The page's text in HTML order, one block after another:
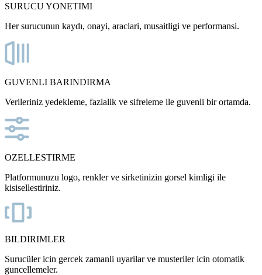
SURUCU YONETIMI
Her surucunun kaydı, onayi, araclari, musaitligi ve performansi.
GUVENLI BARINDIRMA
Verileriniz yedekleme, fazlalik ve sifreleme ile guvenli bir ortamda.
OZELLESTIRME
Platformunuzu logo, renkler ve sirketinizin gorsel kimligi ile
kisisellestiriniz.
BILDIRIMLER
Surucüler icin gercek zamanli uyarilar ve musteriler icin otomatik
guncellemeler.